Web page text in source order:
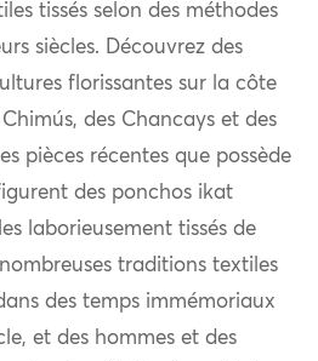
tissés selon des méthodes
siècles. Découvrez des
florissantes sur la côte
des Chancays et des
pièces récentes que possède
des ponchos ikat
laborieusement tissés de
traditions textiles
des temps immémoriaux
et des hommes et des